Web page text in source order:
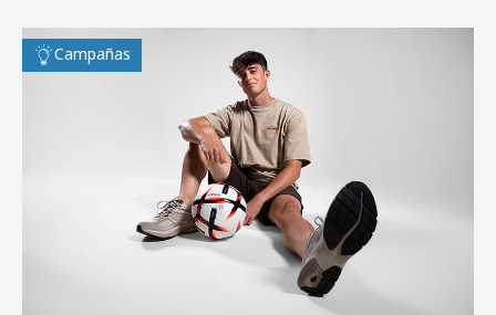
Campañas